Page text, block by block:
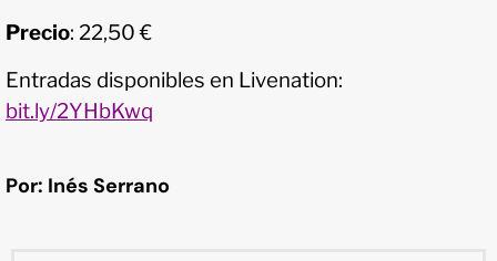
Precio: 22,50 €
Entradas disponibles en Livenation:
bit.ly/2YHbKwq
Por: Inés Serrano